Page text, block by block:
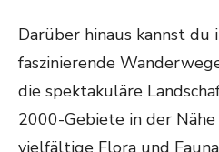
Darüber hinaus kannst du
faszinierende
die spektakuläre
2000-Gebiete in der
vielfältige Flora und